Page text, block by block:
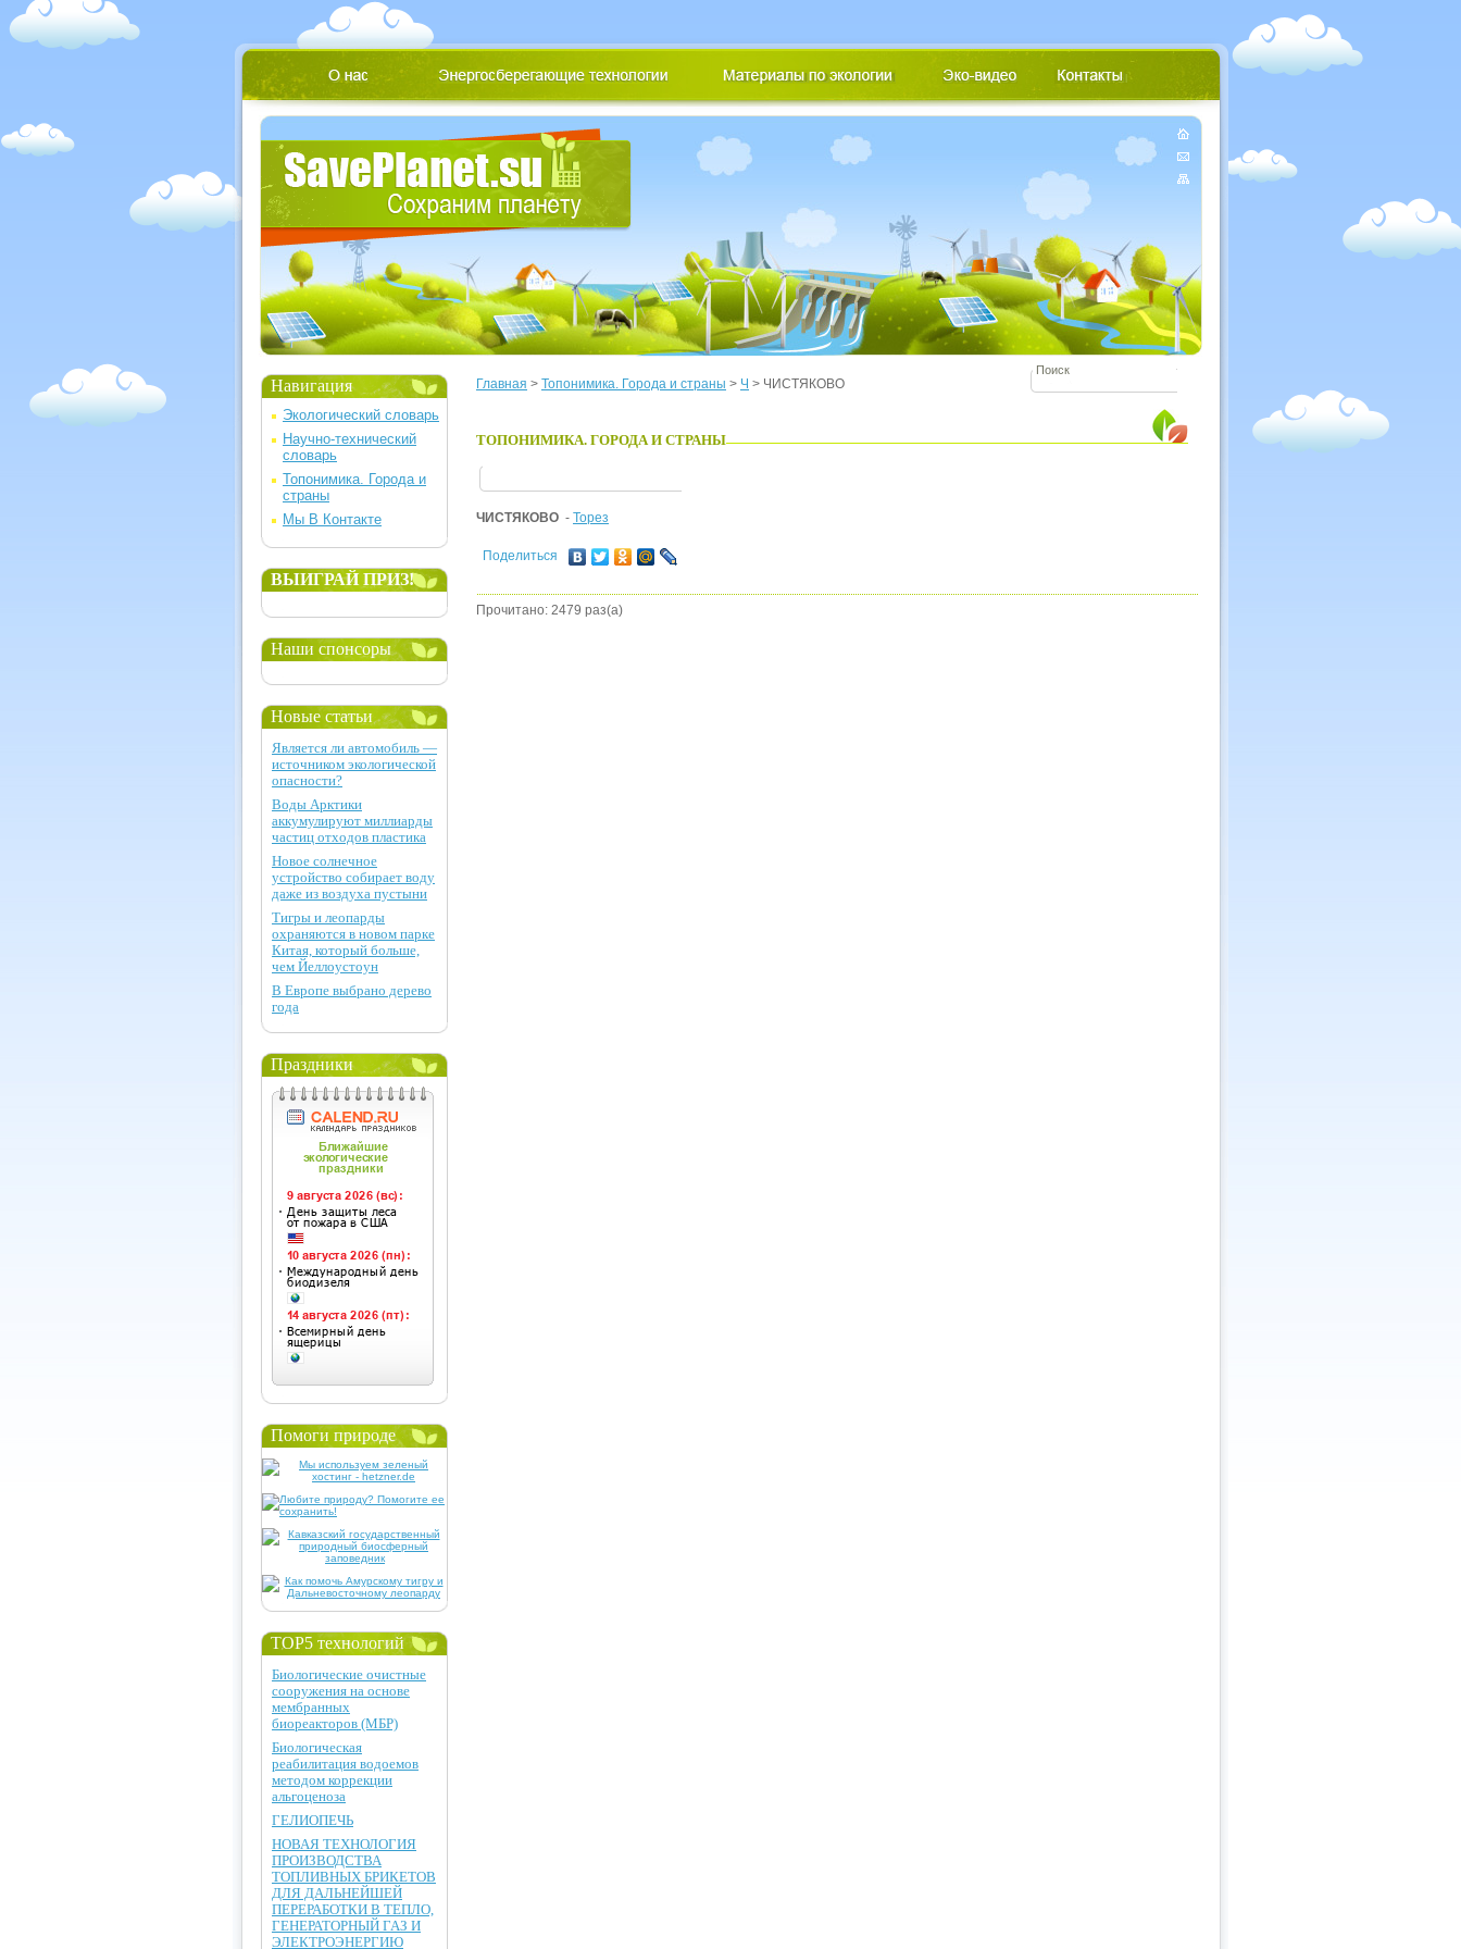
Главная > Топонимика. Города и страны > Ч > ЧИСТЯКОВО
ТОПОНИМИКА. ГОРОДА И СТРАНЫ
ЧИСТЯКОВО - Торез
Поделиться
Прочитано: 2479 раз(а)
Навигация
Экологический словарь
Научно-технический
словарь
Топонимика. Города и
страны
Мы В Контакте
ВЫИГРАЙ ПРИЗ!
Наши спонсоры
Новые статьи
Является ли автомобиль —
источником экологической
опасности?
Воды Арктики
аккумулируют миллиарды
частиц отходов пластика
Новое солнечное
устройство собирает воду
даже из воздуха пустыни
Тигры и леопарды
охраняются в новом парке
Китая, который больше,
чем Йеллоустоун
В Европе выбрано дерево
года
Праздники
Помоги природе
TOP5 технологий
Биологические очистные
сооружения на основе
мембранных
биореакторов (МБР)
Биологическая
реабилитация водоемов
методом коррекции
альгоценоза
ГЕЛИОПЕЧЬ
НОВАЯ ТЕХНОЛОГИЯ
ПРОИЗВОДСТВА
ТОПЛИВНЫХ БРИКЕТОВ
ДЛЯ ДАЛЬНЕЙШЕЙ
ПЕРЕРАБОТКИ В ТЕПЛО,
ГЕНЕРАТОРНЫЙ ГАЗ И
ЭЛЕКТРОЭНЕРГИЮ